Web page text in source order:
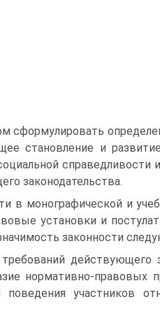
становление и
законодательства.
в монографической и
установки и
законности
действующего
нормативно-правовых
участников